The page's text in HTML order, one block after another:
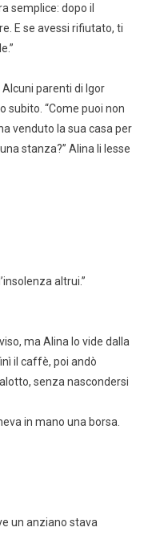
semplice: dopo il
E se avessi rifiutato, ti
Alcuni parenti di Igor
subito. “Come puoi non
venduto la sua casa per
stanza?” Alina li lesse
altrui.”
ma Alina lo vide dalla
il caffè, poi andò
senza nascondersi
in mano una borsa.
un anziano stava